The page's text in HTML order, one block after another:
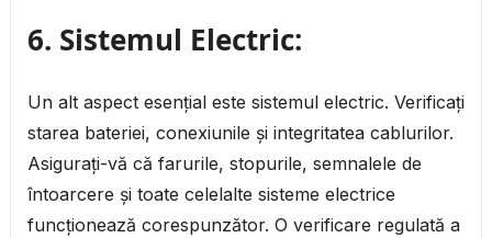
6. Sistemul Electric:
Un alt aspect esențial este sistemul electric. Verificați
starea bateriei, conexiunile și integritatea cablurilor.
Asigurați-vă că farurile, stopurile, semnalele de
întoarcere și toate celelalte sisteme electrice
funcționează corespunzător. O verificare regulată a